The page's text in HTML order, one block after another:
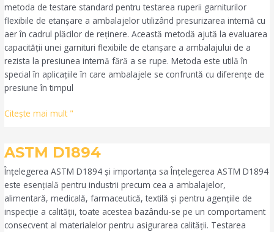
metoda de testare standard pentru testarea ruperii garniturilor
flexibile de etanșare a ambalajelor utilizând presurizarea internă cu
aer în cadrul plăcilor de reținere. Această metodă ajută la evaluarea
capacității unei garnituri flexibile de etanșare a ambalajului de a
rezista la presiunea internă fără a se rupe. Metoda este utilă în
special în aplicațiile în care ambalajele se confruntă cu diferențe de
presiune în timpul
Citeşte mai mult "
ASTM D1894
Înțelegerea ASTM D1894 și importanța sa Înțelegerea ASTM D1894
este esențială pentru industrii precum cea a ambalajelor,
alimentară, medicală, farmaceutică, textilă și pentru agențiile de
inspecție a calității, toate acestea bazându-se pe un comportament
consecvent al materialelor pentru asigurarea calității. Testarea
ASTM